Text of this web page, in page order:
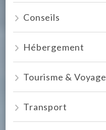
Conseils
Hébergement
Tourisme & Voyage
Transport